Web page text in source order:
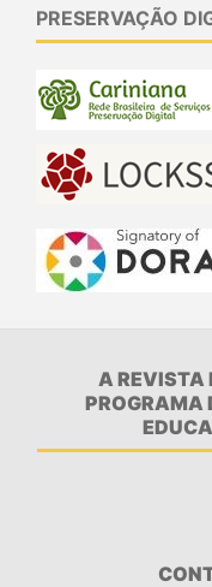
PRESERVAÇÃO
A REVISTA
PROGRAMA